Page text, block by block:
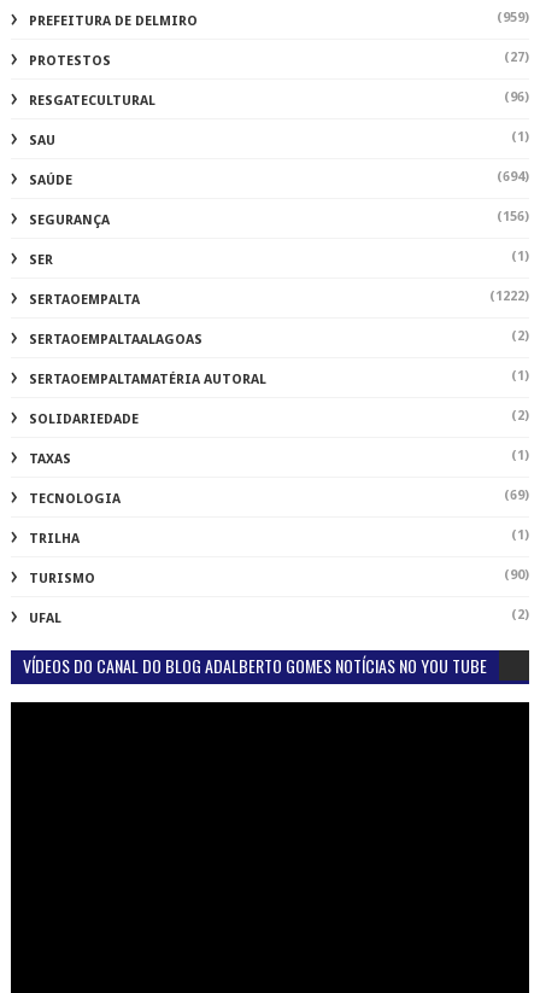
PREFEITURA DE DELMIRO (959)
PROTESTOS (27)
RESGATECULTURAL (96)
SAU (1)
SAÚDE (694)
SEGURANÇA (156)
SER (1)
SERTAOEMPALTA (1222)
SERTAOEMPALTAALAGOAS (2)
SERTAOEMPALTAMATÉRIA AUTORAL (1)
SOLIDARIEDADE (2)
TAXAS (1)
TECNOLOGIA (69)
TRILHA (1)
TURISMO (90)
UFAL (2)
VÍDEOS DO CANAL DO BLOG ADALBERTO GOMES NOTÍCIAS NO YOU TUBE